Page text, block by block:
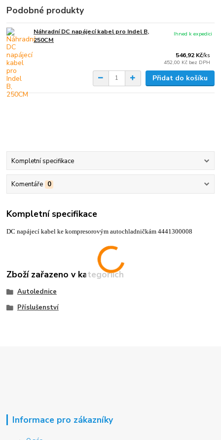
Podobné produkty
Náhradní DC napájecí kabel pro Indel B,
250CM
546,92 Kč/ks
452,00 Kč bez DPH
Ihned k expedici
Přidat do košíku
Kompletní specifikace
Komentáře 0
Kompletní specifikace
DC napájecí kabel ke kompresorovým autochladničkám 4441300008
Zboží zařazeno v kategoriích
Autolednice
Příslušenství
Informace pro zákazníky